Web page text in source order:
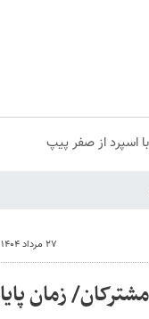
۲۷ مرداد ۱۴۰۴ - ۱۳:۳۰
زمان